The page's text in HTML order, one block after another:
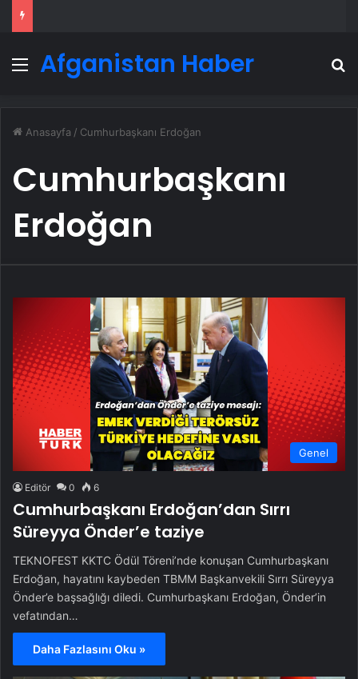
Menü
Afganistan Haber
Anasayfa / Cumhurbaşkanı Erdoğan
Cumhurbaşkanı
Erdoğan
Genel
Editör 0 6
Cumhurbaşkanı Erdoğan’dan Sırrı
Süreyya Önder’e taziye
TEKNOFEST KKTC Ödül Töreni’nde konuşan Cumhurbaşkanı
Erdoğan, hayatını kaybeden TBMM Başkanvekili Sırrı Süreyya
Önder’e başsağlığı diledi. Cumhurbaşkanı Erdoğan, Önder’in
vefatından…
Daha Fazlasını Oku »